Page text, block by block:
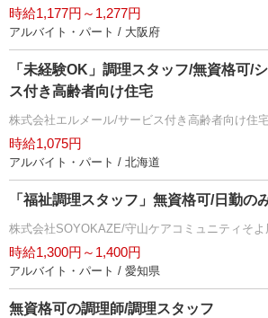
時給1,177円～1,277円
アルバイト・パート / 大阪府
「未経験OK」調理スタッフ/無資格可/
ス付き高齢者向け住宅
株式会社エルメール/サービス付き高齢者向け住
時給1,075円
アルバイト・パート / 北海道
「福祉調理スタッフ」無資格可/日勤の
株式会社SOYOKAZE/守山ケアコミュニティそよ
時給1,300円～1,400円
アルバイト・パート / 愛知県
無資格可の調理師/調理スタッフ